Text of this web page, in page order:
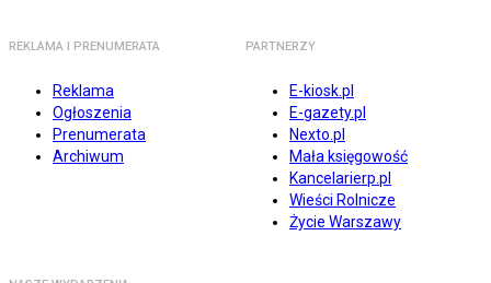
REKLAMA I PRENUMERATA
Reklama
Ogłoszenia
Prenumerata
Archiwum
PARTNERZY
E-kiosk.pl
E-gazety.pl
Nexto.pl
Mała księgowość
Kancelarierp.pl
Wieści Rolnicze
Życie Warszawy